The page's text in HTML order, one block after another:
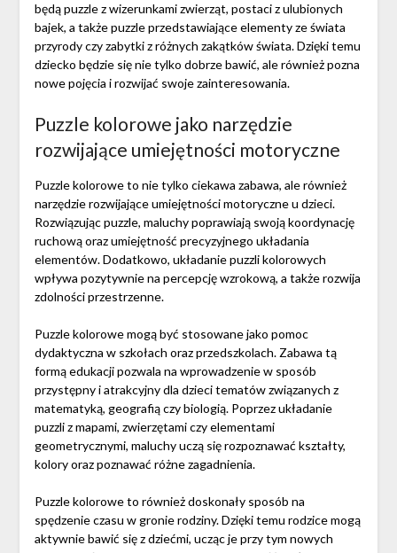
będą puzzle z wizerunkami zwierząt, postaci z ulubionych
bajek, a także puzzle przedstawiające elementy ze świata
przyrody czy zabytki z różnych zakątków świata. Dzięki temu
dziecko będzie się nie tylko dobrze bawić, ale również pozna
nowe pojęcia i rozwijać swoje zainteresowania.
Puzzle kolorowe jako narzędzie
rozwijające umiejętności motoryczne
Puzzle kolorowe to nie tylko ciekawa zabawa, ale również
narzędzie rozwijające umiejętności motoryczne u dzieci.
Rozwiązując puzzle, maluchy poprawiają swoją koordynację
ruchową oraz umiejętność precyzyjnego układania
elementów. Dodatkowo, układanie puzzli kolorowych
wpływa pozytywnie na percepcję wzrokową, a także rozwija
zdolności przestrzenne.
Puzzle kolorowe mogą być stosowane jako pomoc
dydaktyczna w szkołach oraz przedszkolach. Zabawa tą
formą edukacji pozwala na wprowadzenie w sposób
przystępny i atrakcyjny dla dzieci tematów związanych z
matematyką, geografią czy biologią. Poprzez układanie
puzzli z mapami, zwierzętami czy elementami
geometrycznymi, maluchy uczą się rozpoznawać kształty,
kolory oraz poznawać różne zagadnienia.
Puzzle kolorowe to również doskonały sposób na
spędzenie czasu w gronie rodziny. Dzięki temu rodzice mogą
aktywnie bawić się z dziećmi, ucząc je przy tym nowych